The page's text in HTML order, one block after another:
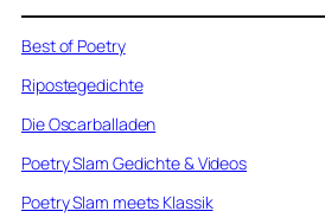
Best of Poetry
Ripostegedichte
Die Oscarballaden
Poetry Slam Gedichte & Videos
Poetry Slam meets Klassik